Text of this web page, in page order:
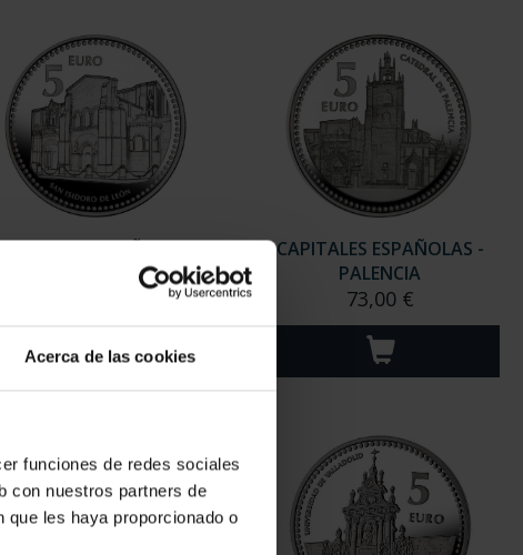
Acerca de las cookies
funciones de redes sociales
con nuestros partners de
les haya proporcionado o
ESPAÑOLAS -
CAPITALES ESPAÑOLAS -
PALENCIA
73,00 €